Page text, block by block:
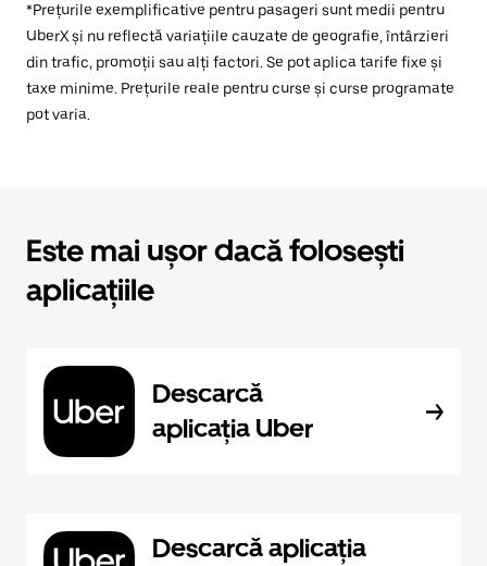
*Prețurile exemplificative pentru pasageri sunt medii pentru
UberX și nu reflectă variațiile cauzate de geografie, întârzieri
din trafic, promoții sau alți factori. Se pot aplica tarife fixe și
taxe minime. Prețurile reale pentru curse și curse programate
pot varia.
Este mai ușor dacă folosești
aplicațiile
Descarcă
aplicația Uber
Descarcă aplicația